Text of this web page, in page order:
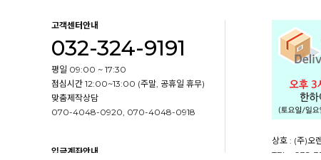
고객센터안내
032-324-9191
평일 09:00 ~ 17:30
점심시간 12:00~13:00 (주말, 공휴일 휴무)
맞춤제작상담
070-4048-0920, 070-4048-0918
입금계좌안내
상호 : (주)오
TEL : 032-